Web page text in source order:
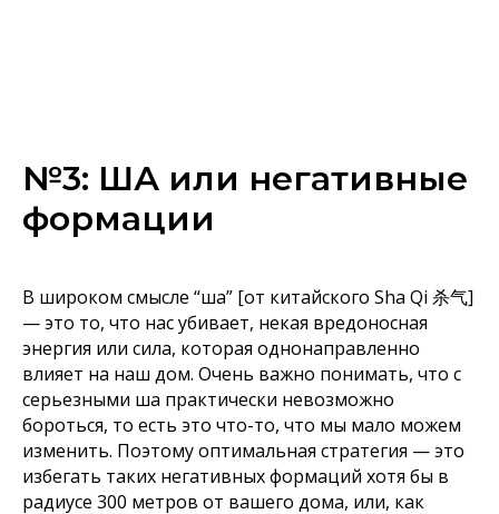
№3: ША или негативные
формации
В широком смысле “ша” [от китайского Sha Qi 杀气]
— это то, что нас убивает, некая вредоносная
энергия или сила, которая однонаправленно
влияет на наш дом. Очень важно понимать, что с
серьезными ша практически невозможно
бороться, то есть это что-то, что мы мало можем
изменить. Поэтому оптимальная стратегия — это
избегать таких негативных формаций хотя бы в
радиусе 300 метров от вашего дома, или, как